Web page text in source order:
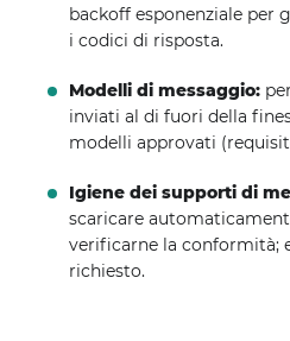
backoff esponenziale per
i codici di risposta.
Modelli di messaggio:
inviati al di fuori della
modelli approvati
Igiene dei supporti di
scaricare
verificarne la conformità;
richiesto.